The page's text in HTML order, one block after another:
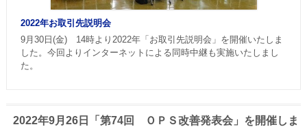
2022年お取引先説明会
9月30日(金) 14時より2022年「お取引先説明会」を開催いたしま
した。今回よりインターネットによる同時中継も実施いたしまし
た。
2022年9月26日「第74回 ＯＰＳ改善発表会」を開催しま